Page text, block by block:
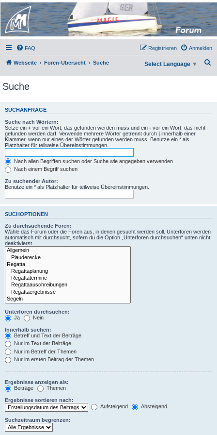
Micro Magic Forum
Deutschland
FAQ Anmelden
Registrieren
Webseite Foren-Übersicht Suche Select Language ▼
Suche
SUCHANFRAGE
Suche nach Wörtern:
Setze ein + vor ein Wort, das gefunden werden muss und ein - vor ein Wort, das nicht
gefunden werden darf. Verwende mehrere Wörter getrennt durch | innerhalb einer
Klammer, wenn nur eines der Wörter gefunden werden muss. Benutze ein * als
Platzhalter für teilweise Übereinstimmungen.
Nach allen Begriffen suchen oder Suche wie angegeben verwenden
Nach einem Begriff suchen
Zu suchender Autor:
Benutze ein * als Platzhalter für teilweise Übereinstimmungen.
SUCHOPTIONEN
Zu durchsuchende Foren:
Wähle das Forum oder die Foren aus, in denen gesucht werden soll. Unterforen werden
automatisch mit durchsucht, sofern du die Option „Unterforen durchsuchen“ unten nicht
deaktivierst.
Unterforen durchsuchen:
Ja
Nein
Innerhalb suchen:
Betreff und Text der Beiträge
Nur im Text der Beiträge
Nur im Betreff der Themen
Nur im ersten Beitrag der Themen
Ergebnisse anzeigen als:
Beiträge
Themen
Ergebnisse sortieren nach:
Aufsteigend
Absteigend
Suchzeitraum begrenzen: